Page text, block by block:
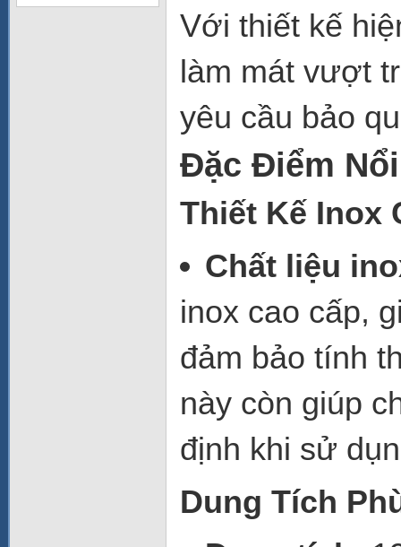
Với thiết kế
làm mát vượt
yêu cầu bảo
Đặc Điểm
Thiết Kế Inox
Chất liệu
inox cao cấp,
đảm bảo tính
này còn giúp
định khi sử
Dung Tích